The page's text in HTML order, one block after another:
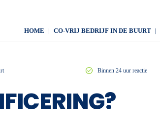
HOME CO-VRIJ BEDRIJF IN DE BUURT
Binnen 24 uur reactie